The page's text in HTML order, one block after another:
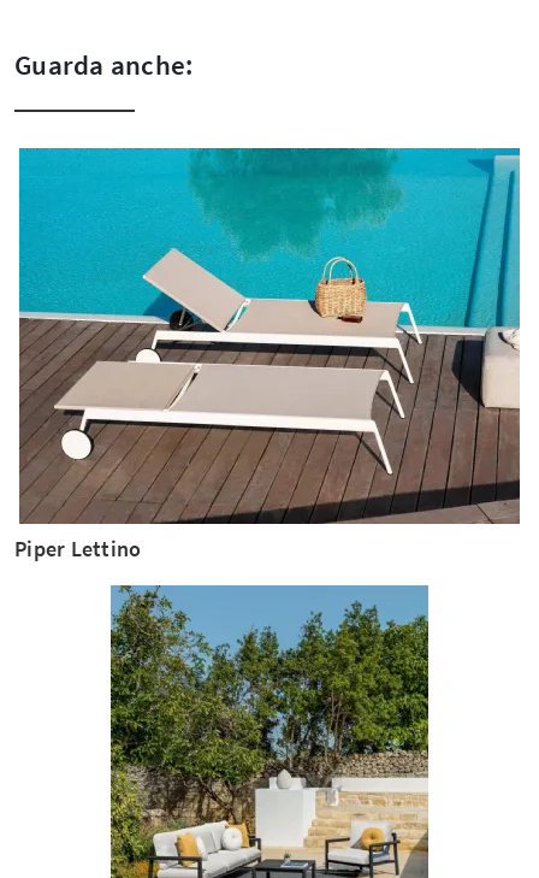
Guarda anche:
Piper Lettino